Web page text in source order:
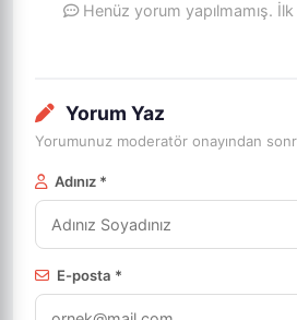
Henüz yorum yapılmamış.
Yorum Yaz
Yorumunuz moderatör onayından
Adınız *
E-posta *